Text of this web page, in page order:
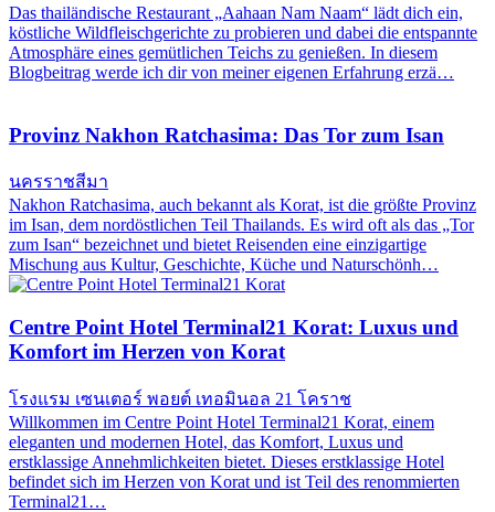
Das thailändische Restaurant „Aahaan Nam Naam“ lädt dich ein,
köstliche Wildfleischgerichte zu probieren und dabei die entspannte
Atmosphäre eines gemütlichen Teichs zu genießen. In diesem
Blogbeitrag werde ich dir von meiner eigenen Erfahrung erzä…
Provinz Nakhon Ratchasima: Das Tor zum Isan
นครราชสีมา
Nakhon Ratchasima, auch bekannt als Korat, ist die größte Provinz
im Isan, dem nordöstlichen Teil Thailands. Es wird oft als das „Tor
zum Isan“ bezeichnet und bietet Reisenden eine einzigartige
Mischung aus Kultur, Geschichte, Küche und Naturschönh…
Centre Point Hotel Terminal21 Korat: Luxus und
Komfort im Herzen von Korat
โรงแรม เซนเตอร์ พอยต์ เทอมินอล 21 โคราช
Willkommen im Centre Point Hotel Terminal21 Korat, einem
eleganten und modernen Hotel, das Komfort, Luxus und
erstklassige Annehmlichkeiten bietet. Dieses erstklassige Hotel
befindet sich im Herzen von Korat und ist Teil des renommierten
Terminal21…